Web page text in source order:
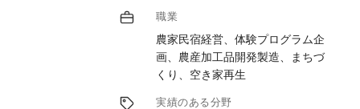
事業企画立案から地域合意形成プロセス、マ
ーケティング分析、事業計画作成、ブランデ
ィング、PR戦略（SNS戦略）、著作権管理
といった創起段階から運用フェーズに至る新
規事業の全般を行っております。
職業
農家民宿経営、体験プログラム企
画、農産加工品開発製造、まちづ
くり、空き家再生
実績のある分野